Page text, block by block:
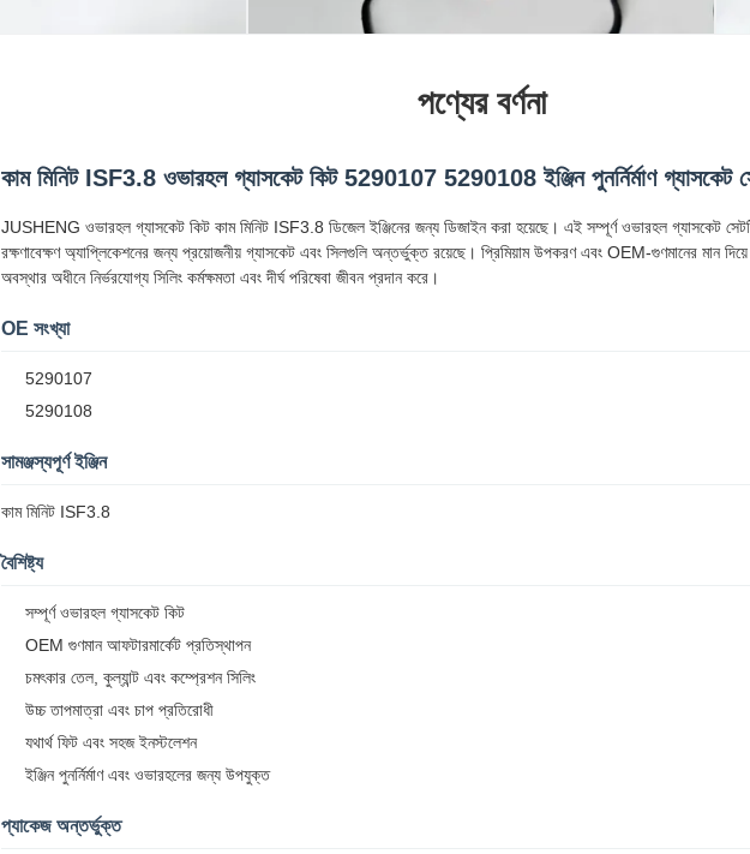
পণ্যের বর্ণনা
কাম মিনিট ISF3.8 ওভারহল গ্যাসকেট কিট 5290107 5290108 ইঞ্জিন পুনর্নির্মাণ গ্যাসকেট
JUSHENG ওভারহল গ্যাসকেট কিট কাম মিনিট ISF3.8 ডিজেল ইঞ্জিনের জন্য ডিজাইন করা হয়েছে। এই সম্পূর্ণ ওভারহল গ্যাসকেট
রক্ষণাবেক্ষণ অ্যাপ্লিকেশনের জন্য প্রয়োজনীয় গ্যাসকেট এবং সিলগুলি অন্তর্ভুক্ত রয়েছে। প্রিমিয়াম উপকরণ এবং OEM-গুণমানের মান দিয়ে
অবস্থার অধীনে নির্ভরযোগ্য সিলিং কর্মক্ষমতা এবং দীর্ঘ পরিষেবা জীবন প্রদান করে।
OE সংখ্যা
5290107
5290108
সামঞ্জস্যপূর্ণ ইঞ্জিন
কাম মিনিট ISF3.8
বৈশিষ্ট্য
সম্পূর্ণ ওভারহল গ্যাসকেট কিট
OEM গুণমান আফটারমার্কেট প্রতিস্থাপন
চমৎকার তেল, কুল্যান্ট এবং কম্প্রেশন সিলিং
উচ্চ তাপমাত্রা এবং চাপ প্রতিরোধী
যথার্থ ফিট এবং সহজ ইনস্টলেশন
ইঞ্জিন পুনর্নির্মাণ এবং ওভারহলের জন্য উপযুক্ত
প্যাকেজ অন্তর্ভুক্ত